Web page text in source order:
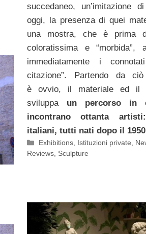
succedaneo, un’imitazione
oggi, la presenza di quei
una mostra, che è prima
coloratissima e “morbida”,
immediatamente i
citazione”. Partendo da
è ovvio, il materiale ed il
sviluppa un percorso in
incontrano ottanta
italiani, tutti nati dopo il 1950
Categorie
Exhibitions, Istituzioni private,
Reviews, Sculpture